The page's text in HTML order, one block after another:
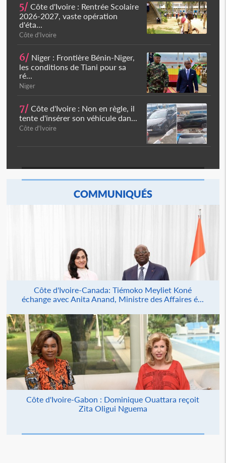
5/ Côte d'Ivoire : Rentrée Scolaire
2026-2027, vaste opération
d'éta...
Côte d'Ivoire
6/ Niger : Frontière Bénin-Niger,
les conditions de Tiani pour sa
ré...
Niger
7/ Côte d'Ivoire : Non en règle, il
tente d'insérer son véhicule dan...
Côte d'Ivoire
COMMUNIQUÉS
Côte d'Ivoire-Canada: Tiémoko Meyliet Koné
échange avec Anita Anand, Ministre des Affaires é...
Côte d'Ivoire-Gabon : Dominique Ouattara reçoit
Zita Oligui Nguema